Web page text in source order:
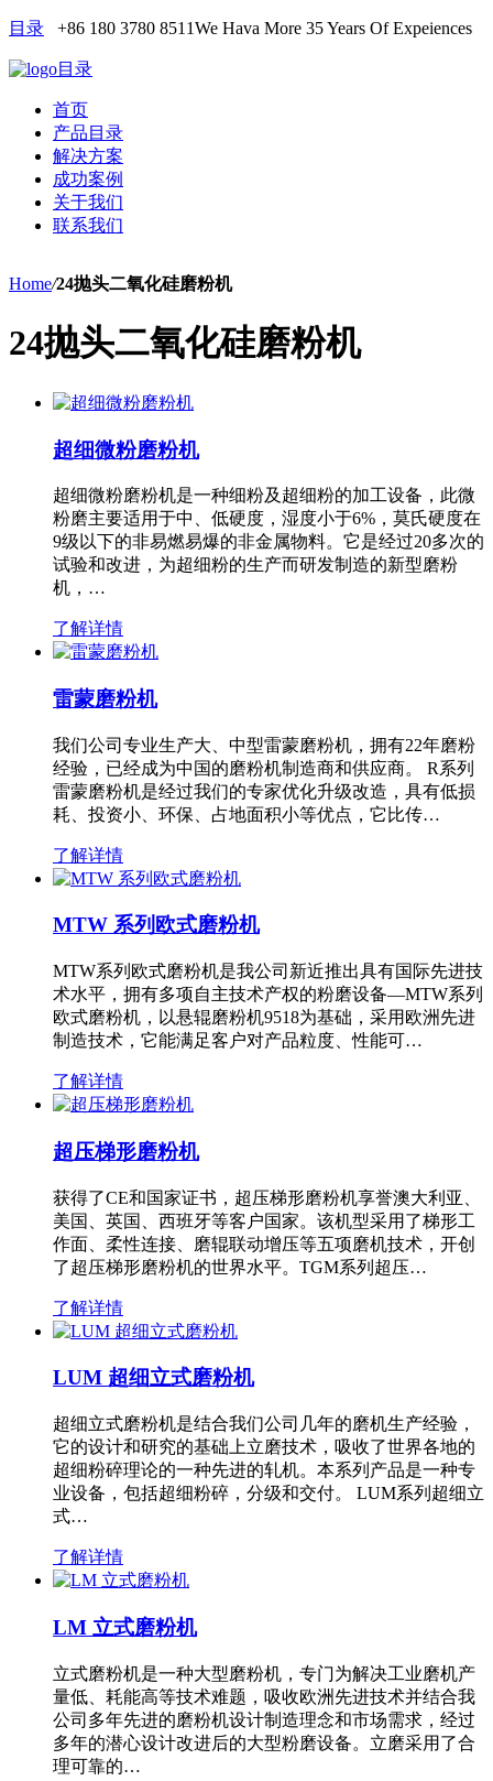
目录 +86 180 3780 8511We Hava More 35 Years Of Expeiences
目录
首页
产品目录
解决方案
成功案例
关于我们
联系我们
Home/24抛头二氧化硅磨粉机
24抛头二氧化硅磨粉机
超细微粉磨粉机
超细微粉磨粉机是一种细粉及超细粉的加工设备，此微
粉磨主要适用于中、低硬度，湿度小于6%，莫氏硬度在
9级以下的非易燃易爆的非金属物料。它是经过20多次的
试验和改进，为超细粉的生产而研发制造的新型磨粉
机，…
了解详情
雷蒙磨粉机
我们公司专业生产大、中型雷蒙磨粉机，拥有22年磨粉
经验，已经成为中国的磨粉机制造商和供应商。 R系列
雷蒙磨粉机是经过我们的专家优化升级改造，具有低损
耗、投资小、环保、占地面积小等优点，它比传…
了解详情
MTW 系列欧式磨粉机
MTW系列欧式磨粉机是我公司新近推出具有国际先进技
术水平，拥有多项自主技术产权的粉磨设备—MTW系列
欧式磨粉机，以悬辊磨粉机9518为基础，采用欧洲先进
制造技术，它能满足客户对产品粒度、性能可…
了解详情
超压梯形磨粉机
获得了CE和国家证书，超压梯形磨粉机享誉澳大利亚、
美国、英国、西班牙等客户国家。该机型采用了梯形工
作面、柔性连接、磨辊联动增压等五项磨机技术，开创
了超压梯形磨粉机的世界水平。TGM系列超压…
了解详情
LUM 超细立式磨粉机
超细立式磨粉机是结合我们公司几年的磨机生产经验，
它的设计和研究的基础上立磨技术，吸收了世界各地的
超细粉碎理论的一种先进的轧机。本系列产品是一种专
业设备，包括超细粉碎，分级和交付。 LUM系列超细立
式…
了解详情
LM 立式磨粉机
立式磨粉机是一种大型磨粉机，专门为解决工业磨机产
量低、耗能高等技术难题，吸收欧洲先进技术并结合我
公司多年先进的磨粉机设计制造理念和市场需求，经过
多年的潜心设计改进后的大型粉磨设备。立磨采用了合
理可靠的…